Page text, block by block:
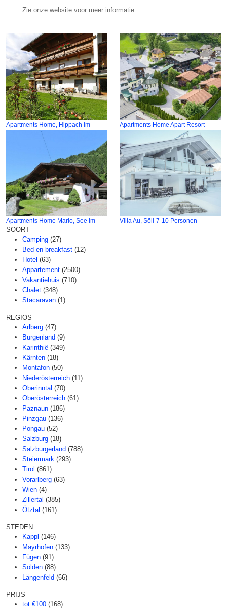
Zie onze website voor meer informatie.
Apartments Home, Hippach Im Apartments Home Apart Resort
Apartments Home Mario, See Im Villa Au, Söll-7-10 Personen
SOORT
Camping (27)
Bed en breakfast (12)
Hotel (63)
Appartement (2500)
Vakantiehuis (710)
Chalet (348)
Stacaravan (1)
REGIOS
Arlberg (47)
Burgenland (9)
Karinthië (349)
Kärnten (18)
Montafon (50)
Niederösterreich (11)
Oberinntal (70)
Oberösterreich (61)
Paznaun (186)
Pinzgau (136)
Pongau (52)
Salzburg (18)
Salzburgerland (788)
Steiermark (293)
Tirol (861)
Vorarlberg (63)
Wien (4)
Zillertal (385)
Ötztal (161)
STEDEN
Kappl (146)
Mayrhofen (133)
Fügen (91)
Sölden (88)
Längenfeld (66)
PRIJS
tot €100 (168)